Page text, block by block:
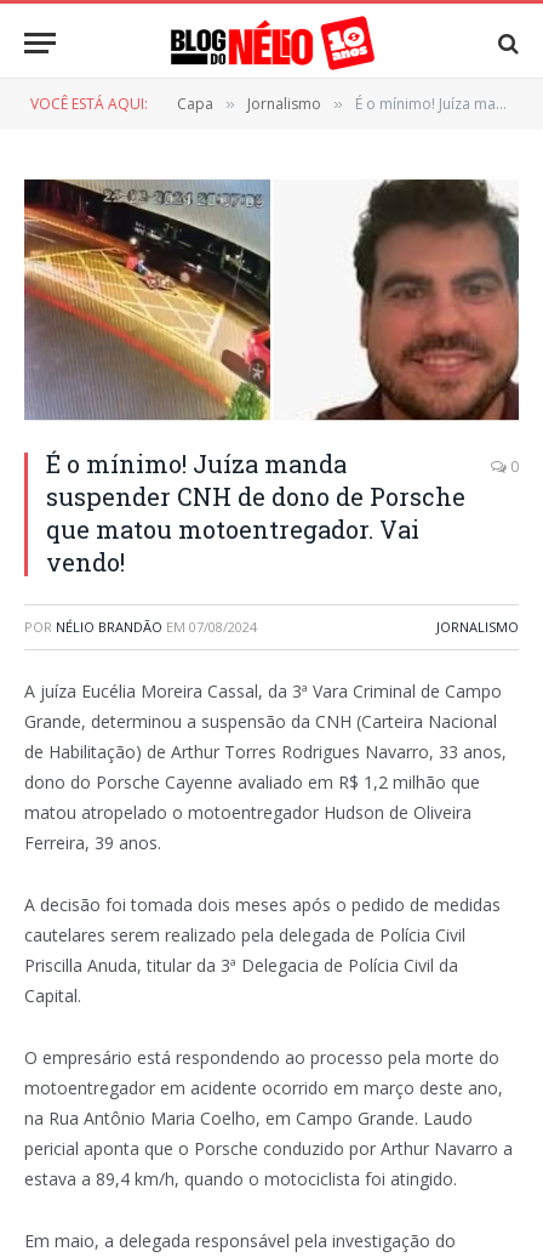
VOCÊ ESTÁ AQUI: Capa » Jornalismo » É o mínimo! Juíza manda suspender CNH de dono de Porsche que matou motoentregador. Vai vendo!
É o mínimo! Juíza manda
suspender CNH de dono de Porsche
que matou motoentregador. Vai
vendo!
0
POR NÉLIO BRANDÃO EM 07/08/2024 JORNALISMO
A juíza Eucélia Moreira Cassal, da 3ª Vara Criminal de Campo
Grande, determinou a suspensão da CNH (Carteira Nacional
de Habilitação) de Arthur Torres Rodrigues Navarro, 33 anos,
dono do Porsche Cayenne avaliado em R$ 1,2 milhão que
matou atropelado o motoentregador Hudson de Oliveira
Ferreira, 39 anos.
A decisão foi tomada dois meses após o pedido de medidas
cautelares serem realizado pela delegada de Polícia Civil
Priscilla Anuda, titular da 3ª Delegacia de Polícia Civil da
Capital.
O empresário está respondendo ao processo pela morte do
motoentregador em acidente ocorrido em março deste ano,
na Rua Antônio Maria Coelho, em Campo Grande. Laudo
pericial aponta que o Porsche conduzido por Arthur Navarro a
estava a 89,4 km/h, quando o motociclista foi atingido.
Em maio, a delegada responsável pela investigação do